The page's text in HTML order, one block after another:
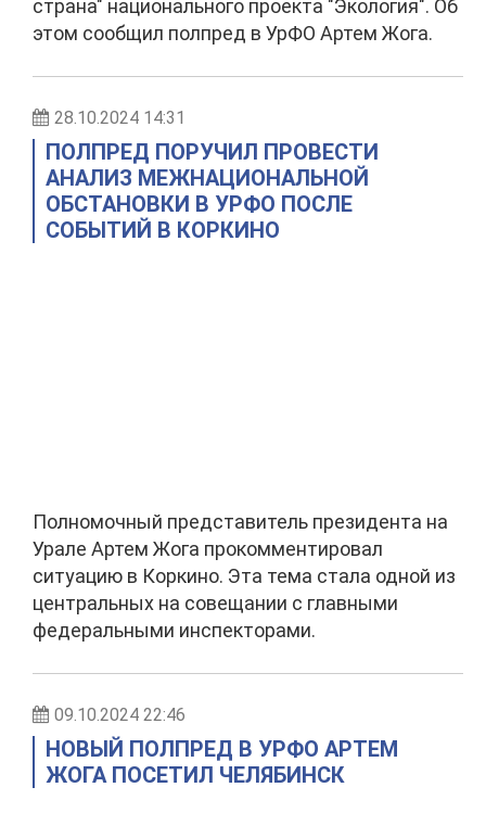
страна" национального проекта "Экология". Об
этом сообщил полпред в УрФО Артем Жога.
28.10.2024 14:31
ПОЛПРЕД ПОРУЧИЛ ПРОВЕСТИ
АНАЛИЗ МЕЖНАЦИОНАЛЬНОЙ
ОБСТАНОВКИ В УРФО ПОСЛЕ
СОБЫТИЙ В КОРКИНО
Полномочный представитель президента на
Урале Артем Жога прокомментировал
ситуацию в Коркино. Эта тема стала одной из
центральных на совещании с главными
федеральными инспекторами.
09.10.2024 22:46
НОВЫЙ ПОЛПРЕД В УРФО АРТЕМ
ЖОГА ПОСЕТИЛ ЧЕЛЯБИНСК